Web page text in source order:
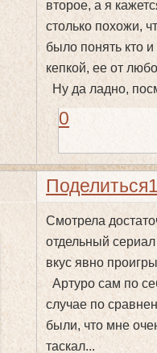
второе, а я
столько похожи,
было понять кто
кепкой, ее от
Ну да ладно,
0
Поделиться
Смотрела
отдельный
вкус явно
Артуро сам по
случае по
были, что мне
таскал...